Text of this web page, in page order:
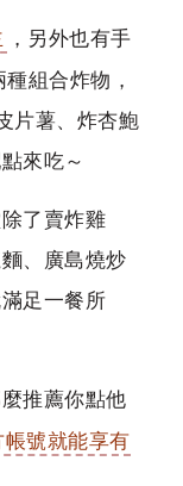
，另外也有手
組合炸物，
片薯、炸杏鮑
來吃～
了賣炸雞
、廣島燒炒
足一餐所
推薦你點他
帳號就能享有